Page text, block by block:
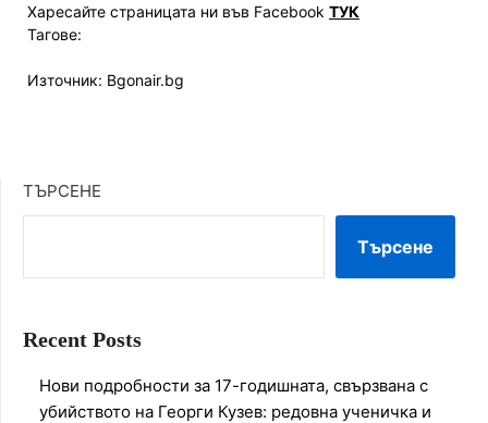
Харесайте страницата ни във Facebook ТУК
Тагове:
Източник: Bgonair.bg
ТЪРСЕНЕ
Търсене
Recent Posts
Нови подробности за 17-годишната, свързвана с
убийството на Георги Кузев: редовна ученичка и